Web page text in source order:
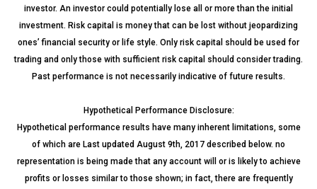
investor. An investor could potentially lose all or more than the initial
investment. Risk capital is money that can be lost without jeopardizing
ones’ financial security or life style. Only risk capital should be used for
trading and only those with sufficient risk capital should consider trading.
Past performance is not necessarily indicative of future results.
Hypothetical Performance Disclosure:
Hypothetical performance results have many inherent limitations, some
of which are Last updated August 9th, 2017 described below. no
representation is being made that any account will or is likely to achieve
profits or losses similar to those shown; in fact, there are frequently